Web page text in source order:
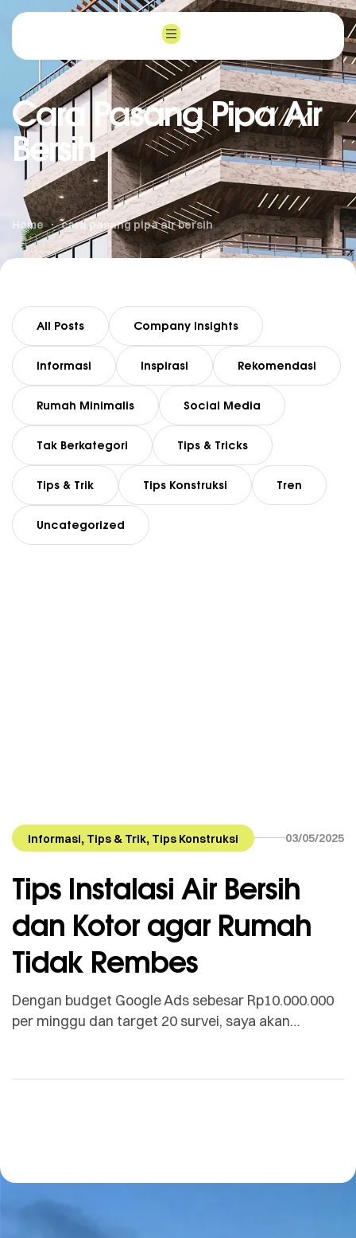
Cara Pasang Pipa Air
Bersih
Home cara pasang pipa air bersih
All Posts Company Insights
Informasi Inspirasi Rekomendasi
Rumah Minimalis Social Media
Tak Berkategori Tips & Tricks
Tips & Trik Tips Konstruksi Tren
Uncategorized
Informasi, Tips & Trik, Tips Konstruksi 03/05/2025
Tips Instalasi Air Bersih
dan Kotor agar Rumah
Tidak Rembes
Dengan budget Google Ads sebesar Rp10.000.000
per minggu dan target 20 survei, saya akan
berdasarkan demografi dan perangkat. Iklan yang
akan menerapkan penjadwalan iklan dan
geotargeting untuk menekan biaya serta
meningkatkan relevansi. Konversi akan dimonitor